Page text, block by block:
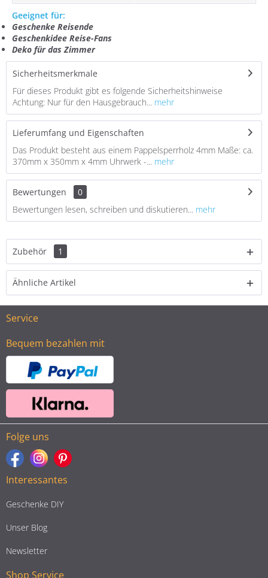
Geeignet für:
Geschenke Reisende
Geschenkidee Reise-Fans
Deko für das Zimmer
Sicherheitsmerkmale
Für dieses Produkt gibt es folgende Sicherheitshinweise
Achtung: Nur für den Hausgebrauch...
mehr
Lieferumfang und Eigenschaften
Das Produkt besteht aus einem Pappelsperrholz 4mm Maße: ca.
370mm x 350mm x 4mm Uhrwerk -...
mehr
Bewertungen
0
Bewertungen lesen, schreiben und diskutieren...
mehr
Zubehör 1
Ähnliche Artikel
Service
Bequem bezahlen mit
Folge uns
Interessantes
Geschenke DIY
Unser Blog
Newsletter
Shop Service